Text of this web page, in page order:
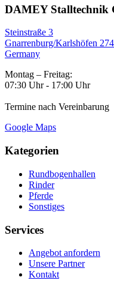
DAMEY Stalltechnik
Steinstraße 3
Gnarrenburg/Karlshöfen
Germany
Montag – Freitag:
07:30 Uhr - 17:00 Uhr
Termine nach Vereinbarung
Google Maps
Kategorien
Rundbogenhallen
Rinder
Pferde
Sonstiges
Services
Angebot anfordern
Unsere Partner
Kontakt